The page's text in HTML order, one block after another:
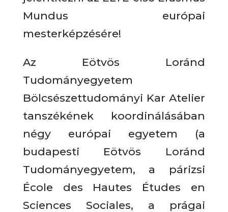
Mundus európai
mesterképzésére!
Az Eötvös Loránd
Tudományegyetem
Bölcsészettudományi Kar Atelier
tanszékének koordinálásában
négy európai egyetem (a
budapesti Eötvös Loránd
Tudományegyetem, a párizsi
École des Hautes Études en
Sciences Sociales, a prágai